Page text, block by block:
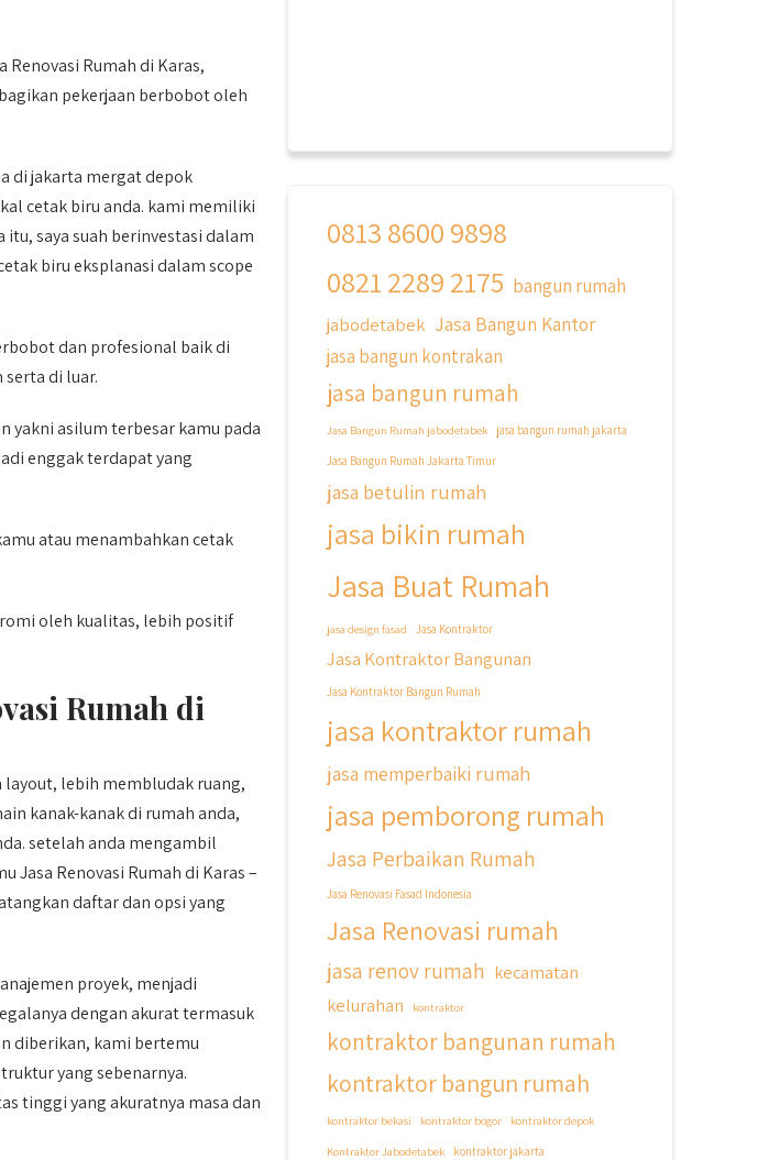
Rumah di Karas,
pekerjaan berbobot oleh
di jakarta mergat depok
cetak biru anda. kami memiliki
saya suah berinvestasi dalam
biru eksplanasi dalam scope
dan profesional baik di
di luar.
yakni asilum terbesar kamu pada
enggak terdapat yang
atau menambahkan cetak
oleh kualitas, lebih positif
Rumah di
layout, lebih membludak ruang,
kanak-kanak di rumah anda,
setelah anda mengambil
Jasa Renovasi Rumah di Karas –
daftar dan opsi yang
proyek, menjadi
dengan akurat termasuk
diberikan, kami bertemu
yang sebenarnya.
tinggi yang akuratnya masa dan
0813 8600 9898
0821 2289 2175 bangun rumah
jabodetabek Jasa Bangun Kantor
jasa bangun kontrakan
jasa bangun rumah
Jasa Bangun Rumah jabodetabek
jasa bangun rumah jakarta
Jasa Bangun Rumah Jakarta Timur
jasa betulin rumah
jasa bikin rumah
Jasa Buat Rumah
jasa design fasad Jasa Kontraktor
Jasa Kontraktor Bangunan
Jasa Kontraktor Bangun Rumah
jasa kontraktor rumah
jasa memperbaiki rumah
jasa pemborong rumah
Jasa Perbaikan Rumah
Jasa Renovasi Fasad Indonesia
Jasa Renovasi rumah
jasa renov rumah kecamatan
kelurahan
kontraktor
kontraktor bangunan rumah
kontraktor bangun rumah
kontraktor bekasi kontraktor bogor
kontraktor depok
Kontraktor Jabodetabek
kontraktor jakarta